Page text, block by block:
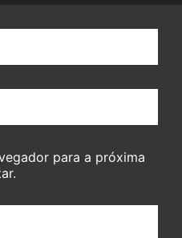
para a próxima